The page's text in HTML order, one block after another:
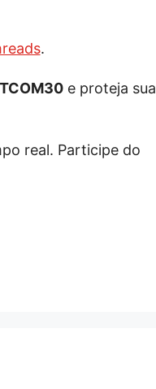
.
e proteja sua
real. Participe do